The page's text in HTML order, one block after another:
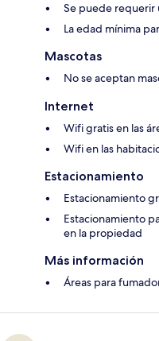
Se puede requerir
La edad mínima
Mascotas
No se aceptan
Internet
Wifi gratis en las
Wifi en las
Estacionamiento
Estacionamiento
Estacionamiento
en la propiedad
Más información
Áreas para